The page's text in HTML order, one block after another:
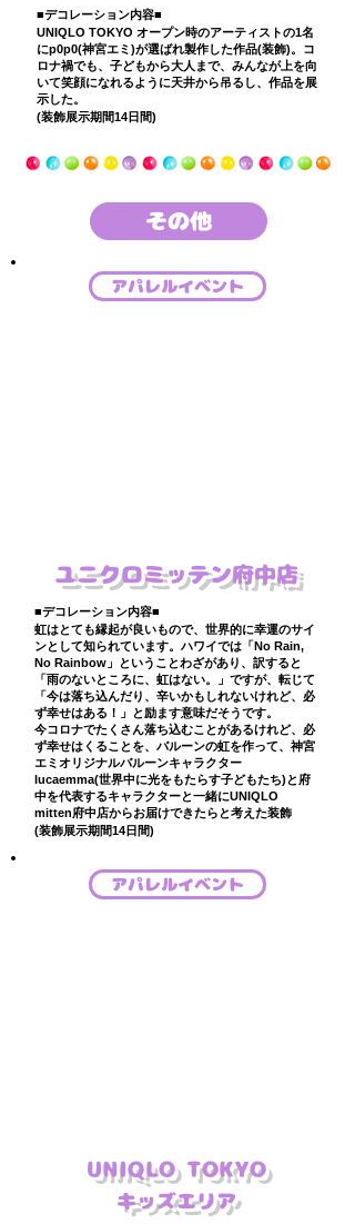
■デコレーション内容■
​UNIQLO TOKYO オープン時のアーティストの1名
にp0p0(神宮エミ)が選ばれ製作した作品(装飾)。コ
ロナ禍でも、子どもから大人まで、みんなが上を向
いて笑顔になれるように天井から吊るし、作品を展
示した。
(装飾展示期間14日間)
その他
アパレルイベント
​ユニクロミッテン府中店
■デコレーション内容■
虹はとても縁起が良いもので、世界的に幸運のサイ
ンとして知られています。ハワイでは「No Rain,
No Rainbow」ということわざがあり、訳すると
「雨のないところに、虹はない。」ですが、転じて
「今は落ち込んだり、辛いかもしれないけれど、必
ず幸せはある！」と励ます意味だそうです。
今コロナでたくさん落ち込むことがあるけれど、必
ず幸せはくることを、バルーンの虹を作って、神宮
エミオリジナルバルーンキャラクター
lucaemma(世界中に光をもたらす子どもたち)と府
中を代表するキャラクターと一緒にUNIQLO
mitten府中店からお届けできたらと考えた装飾
(装飾展示期間14日間)
アパレルイベント
​UNIQLO TOKYO
​キッズエリア